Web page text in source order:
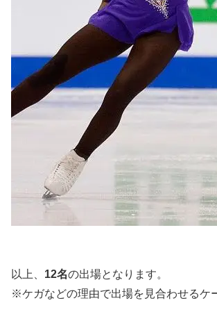
以上、 12名の出場となります。
※ケガなどの理由で出場を見合わせるケ